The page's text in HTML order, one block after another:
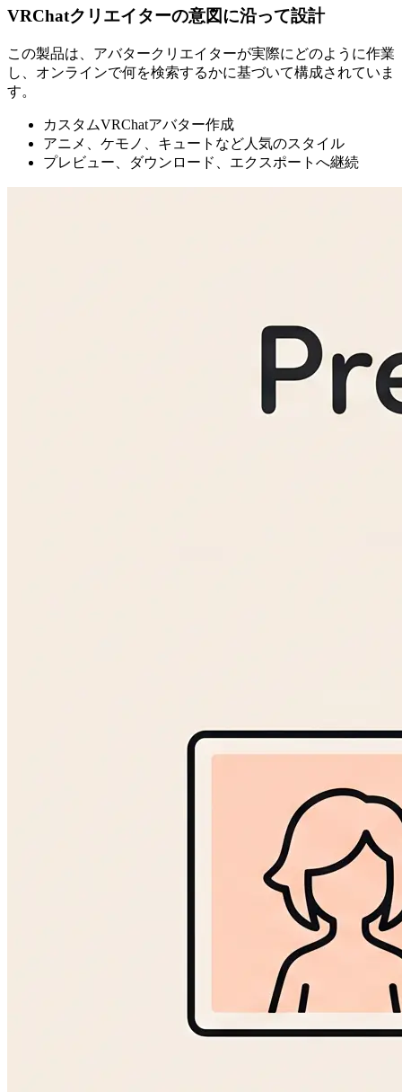
VRChatクリエイターの意図に沿って設計
この製品は、アバタークリエイターが実際にどのように作業
し、オンラインで何を検索するかに基づいて構成されていま
す。
カスタムVRChatアバター作成
アニメ、ケモノ、キュートなど人気のスタイル
プレビュー、ダウンロード、エクスポートへ継続